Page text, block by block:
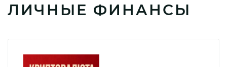
ЛИЧНЫЕ ФИНАНСЫ